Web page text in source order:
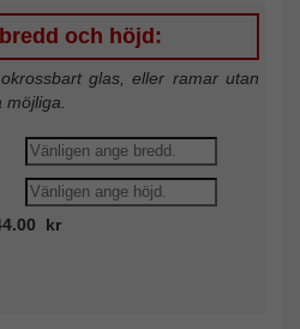
och höjd:
glas, eller ramar utan
möjliga.
kr